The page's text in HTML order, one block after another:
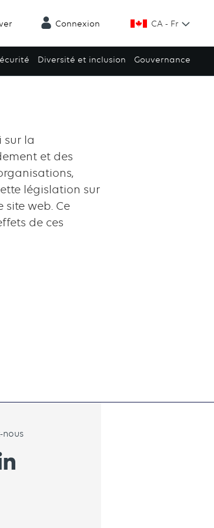
Connexion CA - Fr
Diversité et inclusion Gouvernance
sur la
et des
législation sur
site web. Ce
de ces
nous